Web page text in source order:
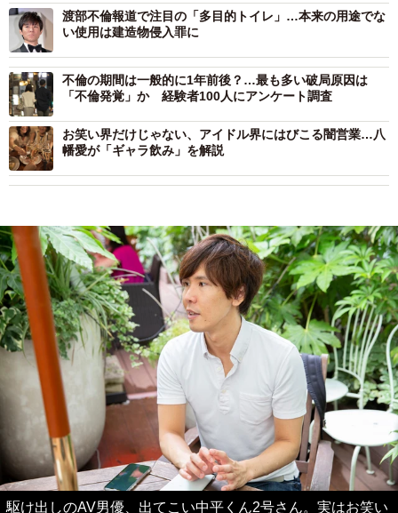
渡部不倫報道で注目の「多目的トイレ」…本来の用途でな
い使用は建造物侵入罪に
不倫の期間は一般的に1年前後？…最も多い破局原因は
「不倫発覚」か 経験者100人にアンケート調査
お笑い界だけじゃない、アイドル界にはびこる闇営業…八
幡愛が「ギャラ飲み」を解説
駆け出しのAV男優、出てこい中平くん2号さん。実はお笑い